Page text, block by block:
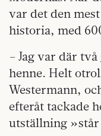
var det den
historia, med
– Jag var där
henne. Helt
Westermann,
efteråt tackade
utställning